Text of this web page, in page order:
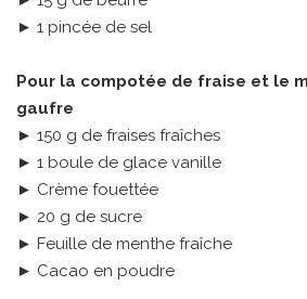
► 1 pincée de sel
Pour la compotée de fraise et le
gaufre
► 150 g de fraises fraîches
► 1 boule de glace vanille
► Crème fouettée
► 20 g de sucre
► Feuille de menthe fraîche
► Cacao en poudre